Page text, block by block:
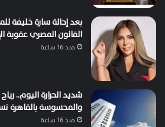
القانون المصري عقوبة
منذ 16 ساعة
شديد الحرارة اليوم..
والمحسوسة بالقاهرة تسجل 38
منذ 16 ساعة